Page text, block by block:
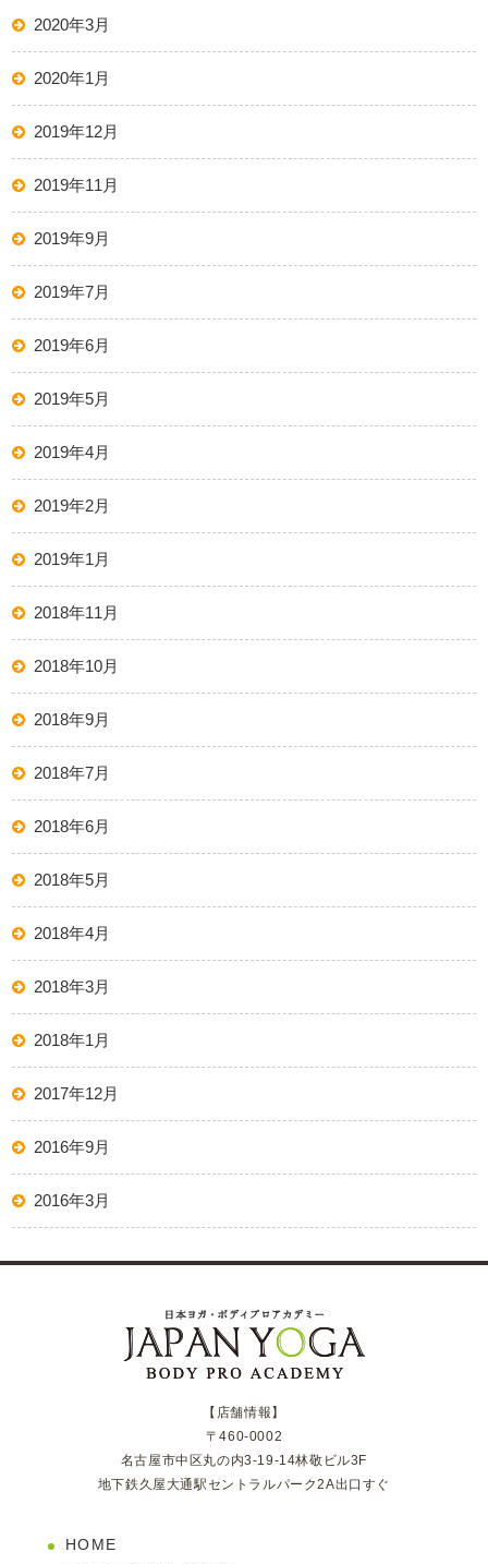
2020年3月
2020年1月
2019年12月
2019年11月
2019年9月
2019年7月
2019年6月
2019年5月
2019年4月
2019年2月
2019年1月
2018年11月
2018年10月
2018年9月
2018年7月
2018年6月
2018年5月
2018年4月
2018年3月
2018年1月
2017年12月
2016年9月
2016年3月
【店舗情報】
〒460-0002
名古屋市中区丸の内3-19-14林敬ビル3F
地下鉄久屋大通駅セントラルパーク2A出口すぐ
HOME